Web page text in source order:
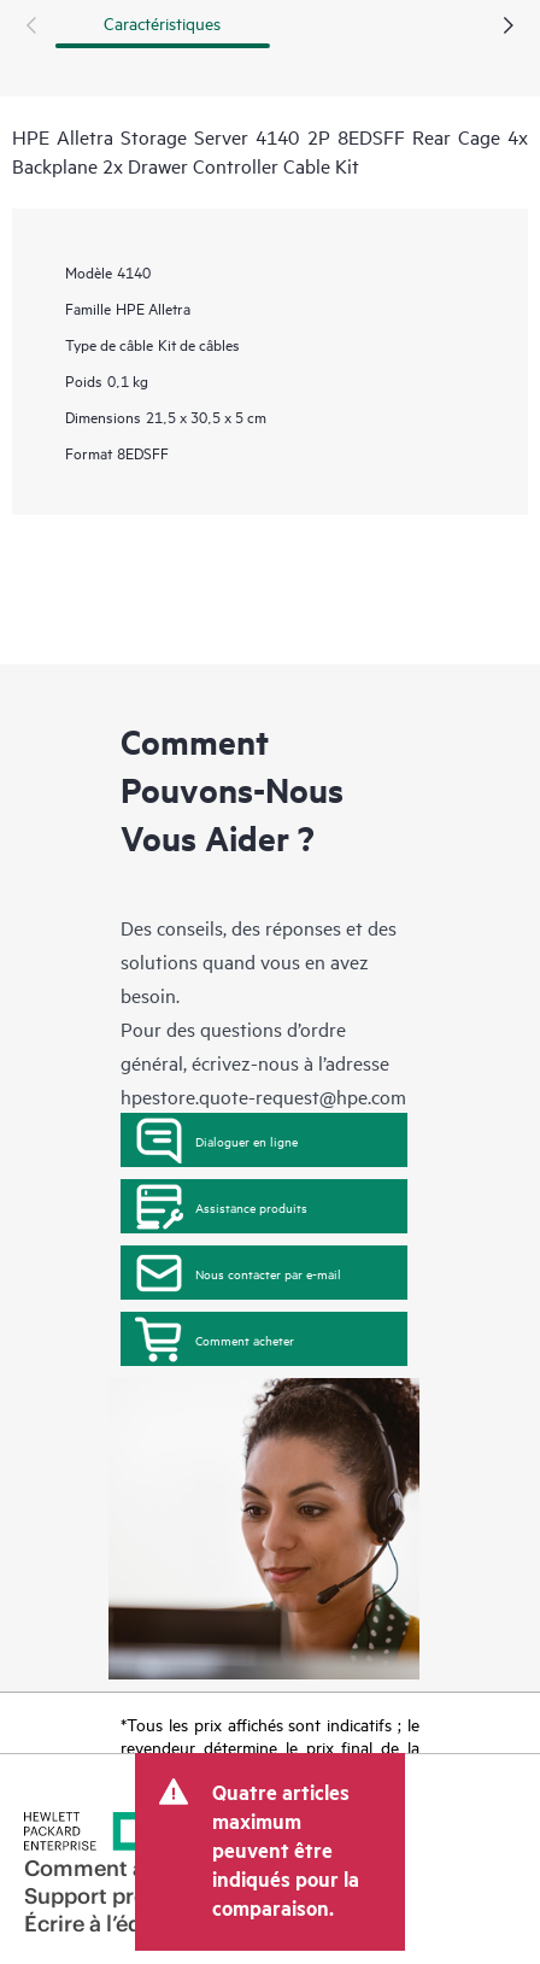
Caractéristiques
HPE Alletra Storage Server 4140 2P 8EDSFF Rear Cage 4x
Backplane 2x Drawer Controller Cable Kit
Modèle 4140
Famille HPE Alletra
Type de câble Kit de câbles
Poids 0,1 kg
Dimensions 21,5 x 30,5 x 5 cm
Format 8EDSFF
Comment
Pouvons-Nous
Vous Aider ?
Des conseils, des réponses et des
solutions quand vous en avez
besoin.
Pour des questions d’ordre
général, écrivez-nous à l’adresse
hpestore.quote-request@hpe.com
Dialoguer en ligne
Assistance produits
Nous contacter par e-mail
Comment acheter
*Tous les prix affichés sont indicatifs ; le
revendeur détermine le prix final de la
tels que la TVA ou les taxes sur la vente
et les frais d’expédition. Le prix de la
transaction déterminé par le revendeur
peut varier par rapport à d’autres
revendeurs et au prix indicatif affiché.
Les prix indicatifs peuvent inclure des
offres promotionnelles limitées dans le
temps. HPE se réserve le droit d’ajuster
Quatre articles
maximum
peuvent être
indiqués pour la
comparaison.
Comment acheter
Support produit
Écrire à l’équipe commerciale